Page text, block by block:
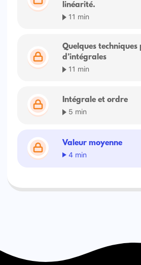
linéarité.
11 min
Quelques techniques
d’intégrales
11 min
Intégrale et ordre
5 min
Valeur moyenne
4 min